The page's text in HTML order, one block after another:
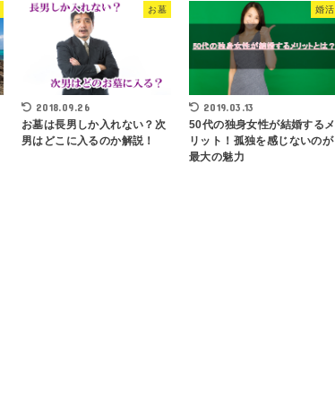
お墓
2018.09.26
お墓は長男しか入れない？次
男はどこに入るのか解説！
婚活
2019.03.13
50代の独身女性が結婚するメ
リット！孤独を感じないのが
最大の魅力